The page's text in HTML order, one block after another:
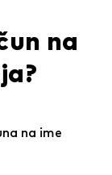
na
na ime